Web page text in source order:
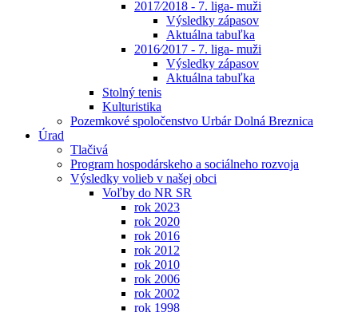
2017⁄2018 - 7. liga- muži
Výsledky zápasov
Aktuálna tabuľka
2016⁄2017 - 7. liga- muži
Výsledky zápasov
Aktuálna tabuľka
Stolný tenis
Kulturistika
Pozemkové spoločenstvo Urbár Dolná Breznica
Úrad
Tlačivá
Program hospodárskeho a sociálneho rozvoja
Výsledky volieb v našej obci
Voľby do NR SR
rok 2023
rok 2020
rok 2016
rok 2012
rok 2010
rok 2006
rok 2002
rok 1998